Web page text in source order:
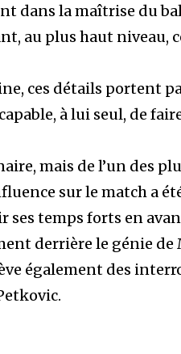
dans la maîtrise du
au plus haut niveau,
ces détails portent
à lui seul, de
mais de l’un des
sur le match a
ses temps forts en
derrière le génie de
également des